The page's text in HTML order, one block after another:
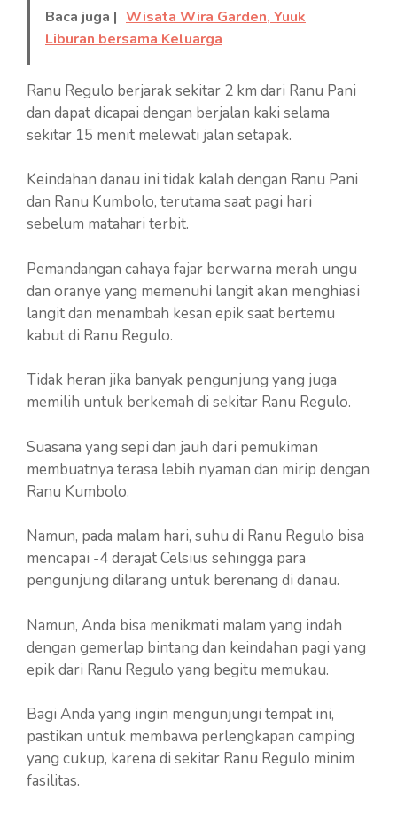
Baca juga | Wisata Wira Garden, Yuuk
Liburan bersama Keluarga
Ranu Regulo berjarak sekitar 2 km dari Ranu Pani
dan dapat dicapai dengan berjalan kaki selama
sekitar 15 menit melewati jalan setapak.
Keindahan danau ini tidak kalah dengan Ranu Pani
dan Ranu Kumbolo, terutama saat pagi hari
sebelum matahari terbit.
Pemandangan cahaya fajar berwarna merah ungu
dan oranye yang memenuhi langit akan menghiasi
langit dan menambah kesan epik saat bertemu
kabut di Ranu Regulo.
Tidak heran jika banyak pengunjung yang juga
memilih untuk berkemah di sekitar Ranu Regulo.
Suasana yang sepi dan jauh dari pemukiman
membuatnya terasa lebih nyaman dan mirip dengan
Ranu Kumbolo.
Namun, pada malam hari, suhu di Ranu Regulo bisa
mencapai -4 derajat Celsius sehingga para
pengunjung dilarang untuk berenang di danau.
Namun, Anda bisa menikmati malam yang indah
dengan gemerlap bintang dan keindahan pagi yang
epik dari Ranu Regulo yang begitu memukau.
Bagi Anda yang ingin mengunjungi tempat ini,
pastikan untuk membawa perlengkapan camping
yang cukup, karena di sekitar Ranu Regulo minim
fasilitas.